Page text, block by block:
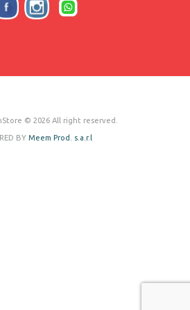
© 2026 All right reserved.
BY Meem Prod. s.a.r.l